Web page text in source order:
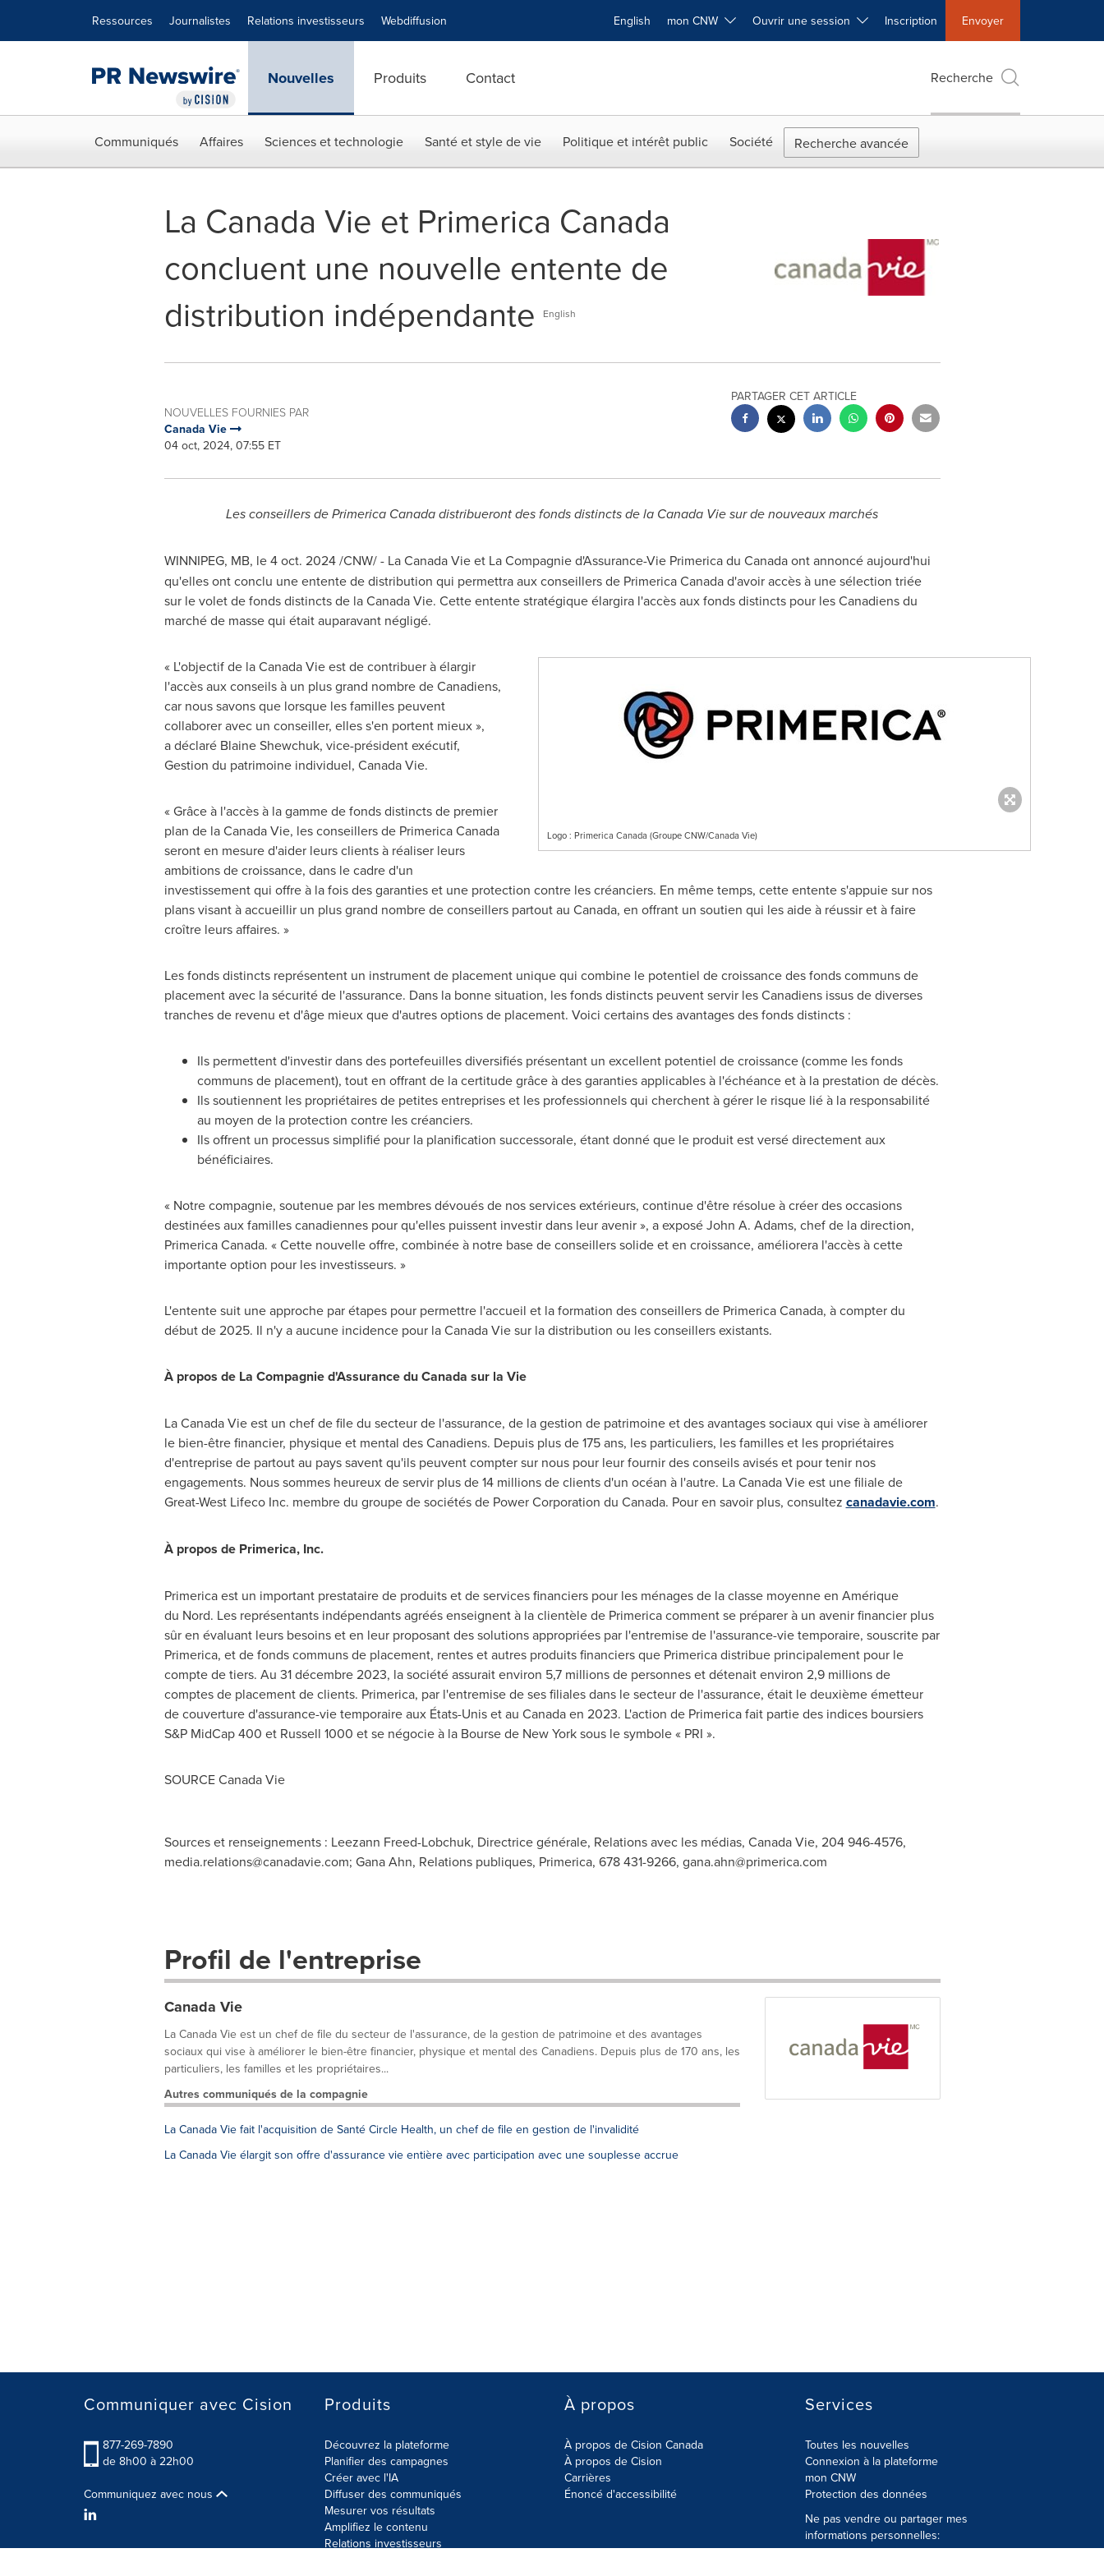
Ressources Journalistes Relations investisseurs Webdiffusion English mon CNW Ouvrir une session Inscription Envoyer
Nouvelles Produits Contact Recherche
Communiqués Affaires Sciences et technologie Santé et style de vie Politique et intérêt public Société Recherche avancée
La Canada Vie et Primerica Canada
concluent une nouvelle entente de
distribution indépendante
English
NOUVELLES FOURNIES PAR
Canada Vie
04 oct, 2024, 07:55 ET
PARTAGER CET ARTICLE
Les conseillers de Primerica Canada distribueront des fonds distincts de la Canada Vie sur de nouveaux marchés
WINNIPEG, MB, le4 oct. 2024/CNW/- La Canada Vie et La Compagnie d'Assurance-Vie Primerica du Canada ont annoncé aujourd'hui
qu'elles ont conclu une entente de distribution qui permettra aux conseillers de Primerica Canada d'avoir accès à une sélection triée
sur le volet de fonds distincts de la Canada Vie. Cette entente stratégique élargira l'accès aux fonds distincts pour les Canadiens du
marché de masse qui était auparavant négligé.
Logo : Primerica Canada (Groupe CNW/Canada Vie)
« L'objectif de la Canada Vie est de contribuer à élargir
l'accès aux conseils à un plus grand nombre de Canadiens,
car nous savons que lorsque les familles peuvent
collaborer avec un conseiller, elles s'en portent mieux »,
a déclaré Blaine Shewchuk, vice-président exécutif,
Gestion du patrimoine individuel, Canada Vie.
« Grâce à l'accès à la gamme de fonds distincts de premier
plan de la Canada Vie, les conseillers de Primerica Canada
seront en mesure d'aider leurs clients à réaliser leurs
ambitions de croissance, dans le cadre d'un
investissement qui offre à la fois des garanties et une protection contre les créanciers. En même temps, cette entente s'appuie sur nos
plans visant à accueillir un plus grand nombre de conseillers partout au Canada, en offrant un soutien qui les aide à réussir et à faire
croître leurs affaires. »
Les fonds distincts représentent un instrument de placement unique qui combine le potentiel de croissance des fonds communs de
placement avec la sécurité de l'assurance. Dans la bonne situation, les fonds distincts peuvent servir les Canadiens issus de diverses
tranches de revenu et d'âge mieux que d'autres options de placement. Voici certains des avantages des fonds distincts :
Ils permettent d'investir dans des portefeuilles diversifiés présentant un excellent potentiel de croissance (comme les fonds
communs de placement), tout en offrant de la certitude grâce à des garanties applicables à l'échéance et à la prestation de décès.
Ils soutiennent les propriétaires de petites entreprises et les professionnels qui cherchent à gérer le risque lié à la responsabilité
au moyen de la protection contre les créanciers.
Ils offrent un processus simplifié pour la planification successorale, étant donné que le produit est versé directement aux
bénéficiaires.
« Notre compagnie, soutenue par les membres dévoués de nos services extérieurs, continue d'être résolue à créer des occasions
destinées aux familles canadiennes pour qu'elles puissent investir dans leur avenir », a exposé John A. Adams, chef de la direction,
Primerica Canada. « Cette nouvelle offre, combinée à notre base de conseillers solide et en croissance, améliorera l'accès à cette
importante option pour les investisseurs. »
L'entente suit une approche par étapes pour permettre l'accueil et la formation des conseillers de Primerica Canada, à compter du
début de 2025. Il n'y a aucune incidence pour la Canada Vie sur la distribution ou les conseillers existants.
À propos de La Compagnie d'Assurance du Canada sur la Vie
La Canada Vie est un chef de file du secteur de l'assurance, de la gestion de patrimoine et des avantages sociaux qui vise à améliorer
le bien-être financier, physique et mental des Canadiens. Depuis plus de 175 ans, les particuliers, les familles et les propriétaires
d'entreprise de partout au pays savent qu'ils peuvent compter sur nous pour leur fournir des conseils avisés et pour tenir nos
engagements. Nous sommes heureux de servir plus de 14 millions de clients d'un océan à l'autre. La Canada Vie est une filiale de
Great-West Lifeco Inc. membre du groupe de sociétés de Power Corporation du Canada. Pour en savoir plus, consultez canadavie.com.
À propos de Primerica, Inc.
Primerica est un important prestataire de produits et de services financiers pour les ménages de la classe moyenne en Amérique
du Nord. Les représentants indépendants agréés enseignent à la clientèle de Primerica comment se préparer à un avenir financier plus
sûr en évaluant leurs besoins et en leur proposant des solutions appropriées par l'entremise de l'assurance-vie temporaire, souscrite par
Primerica, et de fonds communs de placement, rentes et autres produits financiers que Primerica distribue principalement pour le
compte de tiers. Au 31 décembre 2023, la société assurait environ 5,7 millions de personnes et détenait environ 2,9 millions de
comptes de placement de clients. Primerica, par l'entremise de ses filiales dans le secteur de l'assurance, était le deuxième émetteur
de couverture d'assurance-vie temporaire aux États-Unis et au Canada en 2023. L'action de Primerica fait partie des indices boursiers
S&P MidCap 400 et Russell 1000 et se négocie à la Bourse de New York sous le symbole « PRI ».
SOURCE Canada Vie
Sources et renseignements : Leezann Freed-Lobchuk, Directrice générale, Relations avec les médias, Canada Vie, 204 946-4576,
media.relations@canadavie.com; Gana Ahn, Relations publiques, Primerica, 678 431-9266, gana.ahn@primerica.com
Profil de l'entreprise
Canada Vie
La Canada Vie est un chef de file du secteur de l'assurance, de la gestion de patrimoine et des avantages
sociaux qui vise à améliorer le bien-être financier, physique et mental des Canadiens. Depuis plus de 170 ans, les
particuliers, les familles et les propriétaires...
Autres communiqués de la compagnie
La Canada Vie fait l'acquisition de Santé Circle Health, un chef de file en gestion de l'invalidité
La Canada Vie élargit son offre d'assurance vie entière avec participation avec une souplesse accrue
Communiquer avec Cision
877-269-7890
de 8h00 à 22h00
Communiquez avec nous
Produits
Découvrez la plateforme
Planifier des campagnes
Créer avec l'IA
Diffuser des communiqués
Mesurer vos résultats
Amplifiez le contenu
Relations investisseurs
À propos
À propos de Cision Canada
À propos de Cision
Carrières
Énoncé d'accessibilité
Services
Toutes les nouvelles
Connexion à la plateforme
mon CNW
Protection des données
Ne pas vendre ou partager mes
informations personnelles: